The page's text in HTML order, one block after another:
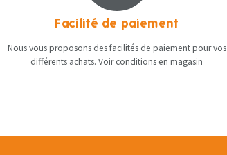
Facilité de paiement
Nous vous proposons des facilités de paiement pour vos
différents achats. Voir conditions en magasin